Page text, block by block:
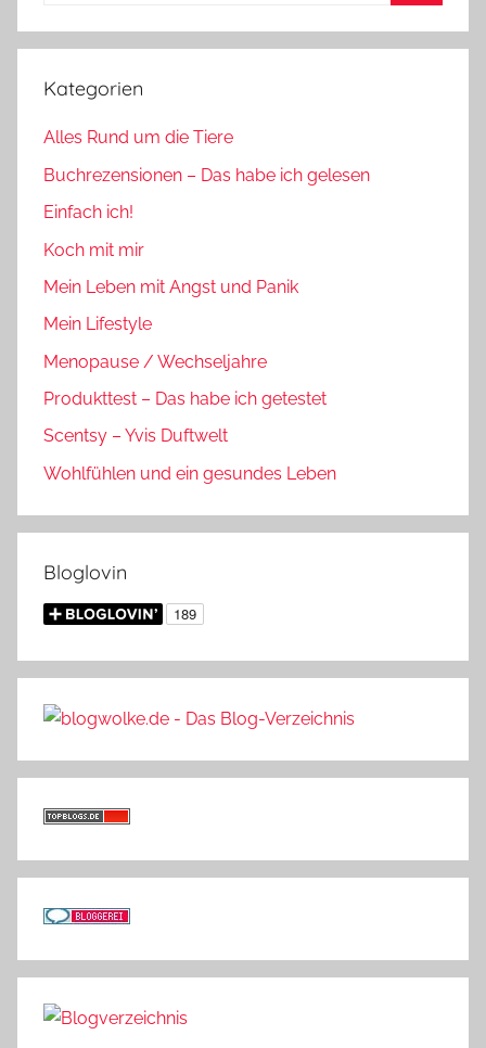
Kategorien
Alles Rund um die Tiere
Buchrezensionen – Das habe ich gelesen
Einfach ich!
Koch mit mir
Mein Leben mit Angst und Panik
Mein Lifestyle
Menopause / Wechseljahre
Produkttest – Das habe ich getestet
Scentsy – Yvis Duftwelt
Wohlfühlen und ein gesundes Leben
Bloglovin